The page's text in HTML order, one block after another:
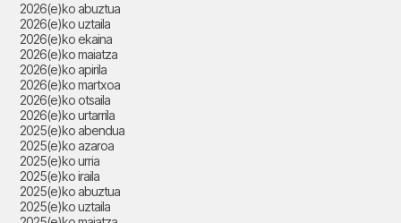
2026(e)ko abuztua
2026(e)ko uztaila
2026(e)ko ekaina
2026(e)ko maiatza
2026(e)ko apirila
2026(e)ko martxoa
2026(e)ko otsaila
2026(e)ko urtarrila
2025(e)ko abendua
2025(e)ko azaroa
2025(e)ko urria
2025(e)ko iraila
2025(e)ko abuztua
2025(e)ko uztaila